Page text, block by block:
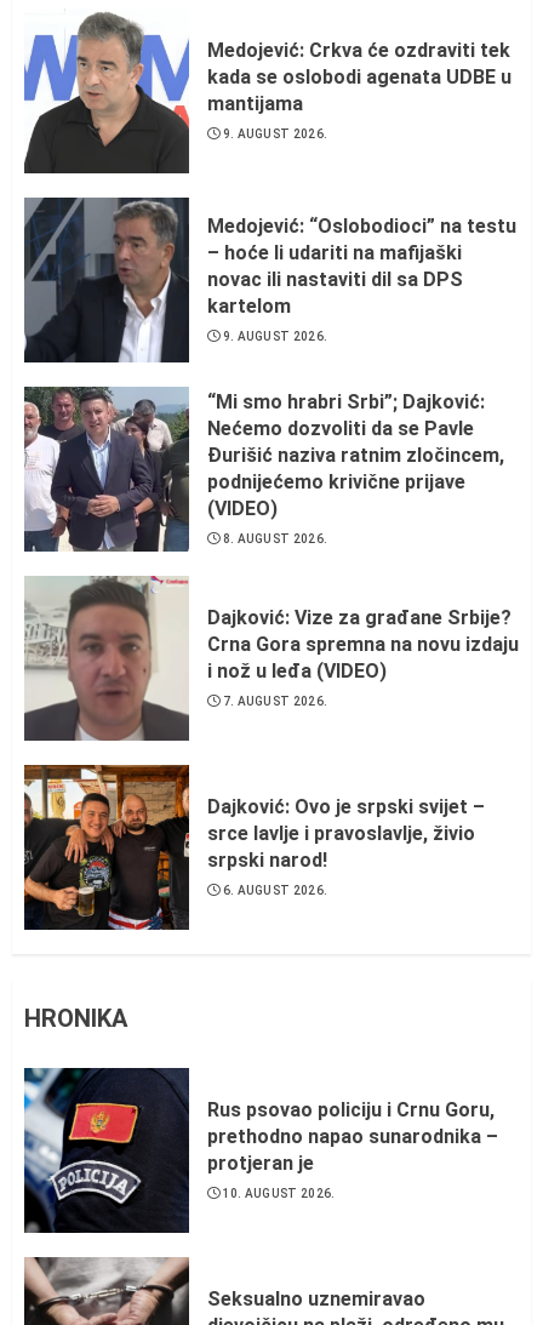
Medojević: Crkva će ozdraviti tek
kada se oslobodi agenata UDBE u
mantijama
9. AUGUST 2026.
Medojević: “Oslobodioci” na testu
– hoće li udariti na mafijaški
novac ili nastaviti dil sa DPS
kartelom
9. AUGUST 2026.
“Mi smo hrabri Srbi”; Dajković:
Nećemo dozvoliti da se Pavle
Đurišić naziva ratnim zločincem,
podnijećemo krivične prijave
(VIDEO)
8. AUGUST 2026.
Dajković: Vize za građane Srbije?
Crna Gora spremna na novu izdaju
i nož u leđa (VIDEO)
7. AUGUST 2026.
Dajković: Ovo je srpski svijet –
srce lavlje i pravoslavlje, živio
srpski narod!
6. AUGUST 2026.
HRONIKA
Rus psovao policiju i Crnu Goru,
prethodno napao sunarodnika –
protjeran je
10. AUGUST 2026.
Seksualno uznemiravao